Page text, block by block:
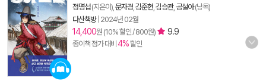
정명섭(지은이), 문자경 김준현 김승관, 공설아(낭독)
다산책방| 2024년 02월
14,400원 (10% 할인 / 800원) 9.9
종이책 정가 대비 4%할인